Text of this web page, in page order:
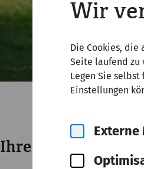
Wir
Die Cookies, die
Seite laufend zu
Legen Sie selbst
Einstellungen
Externe
Ihre individuelle